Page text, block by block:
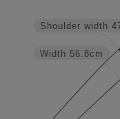
Width 56.8cm
Shoulder width